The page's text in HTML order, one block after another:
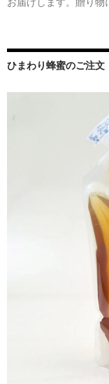
ひまわり蜂蜜のご注文